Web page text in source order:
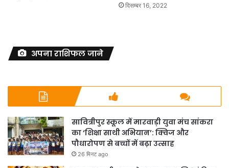
दिसम्बर 16, 2022
अपना राशिफल जाने
सावित्रीपुर स्कूल में मारवाड़ी युवा मंच सांकरा
का ‘शिक्षा साथी अभियान’: क्विज और
पौधारोपण से बच्चों में बढ़ा उत्साह
26 मिनट ago